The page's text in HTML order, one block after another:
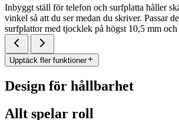
Inbyggt ställ för telefon och surfplatta håller
vinkel så att du ser medan du skriver. Passar
surfplattor med tjocklek på högst 10,5 mm
Upptäck fler funktioner
Design för hållbarhet
Allt spelar roll